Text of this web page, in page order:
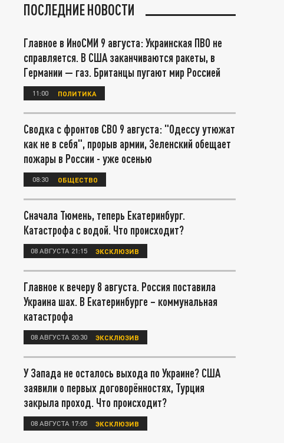
ПОСЛЕДНИЕ НОВОСТИ
Главное в ИноСМИ 9 августа: Украинская ПВО не
справляется. В США заканчиваются ракеты, в
Германии — газ. Британцы пугают мир Россией
11:00 ПОЛИТИКА
Сводка с фронтов СВО 9 августа: "Одессу утюжат
как не в себя", прорыв армии, Зеленский обещает
пожары в России - уже осенью
08:30 ОБЩЕСТВО
Сначала Тюмень, теперь Екатеринбург.
Катастрофа с водой. Что происходит?
08 АВГУСТА 21:15 ЭКСКЛЮЗИВ
Главное к вечеру 8 августа. Россия поставила
Украина шах. В Екатеринбурге – коммунальная
катастрофа
08 АВГУСТА 20:30 ЭКСКЛЮЗИВ
У Запада не осталось выхода по Украине? США
заявили о первых договорённостях, Турция
закрыла проход. Что происходит?
08 АВГУСТА 17:05 ЭКСКЛЮЗИВ